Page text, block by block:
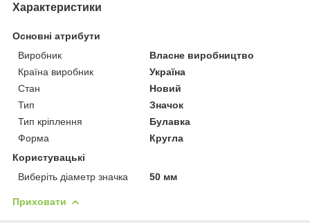
Характеристики
Основні атрибути
Виробник
Власне виробництво
Країна виробник
Україна
Стан
Новий
Тип
Значок
Тип кріплення
Булавка
Форма
Кругла
Користувацькі
Виберіть діаметр значка
50 мм
Приховати